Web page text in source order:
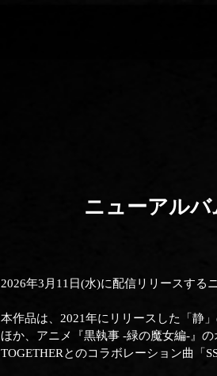
ニューアルバ
2026年3月11日(水)に配信リリースする
本作品は、2021年にリリースした「静
ほか、アニメ『黒執事 -緑の魔女編-』
TOGETHERとのコラボレーション曲「